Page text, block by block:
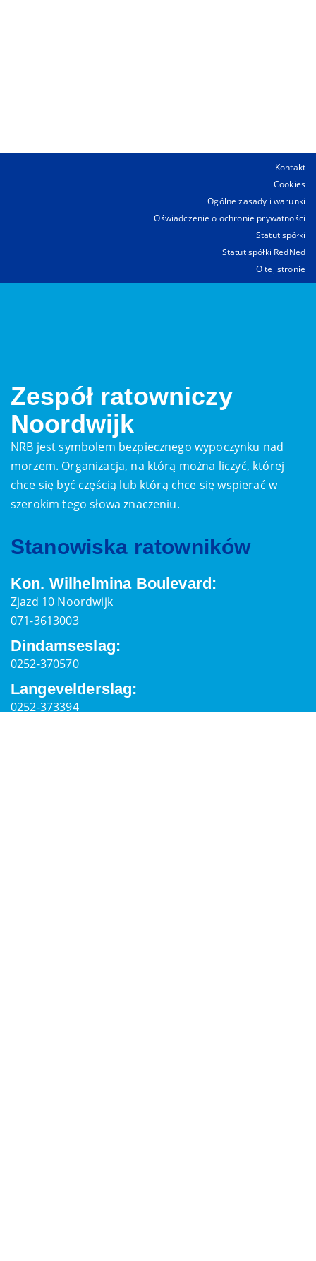
Kontakt
Cookies
Ogólne zasady i warunki
Oświadczenie o ochronie prywatności
Statut spółki
Statut spółki RedNed
O tej stronie
Zespół ratowniczy
Noordwijk
NRB jest symbolem bezpiecznego wypoczynku nad
morzem. Organizacja, na którą można liczyć, której
chce się być częścią lub którą chce się wspierać w
szerokim tego słowa znaczeniu.
Stanowiska ratowników
Kon. Wilhelmina Boulevard:
Zjazd 10 Noordwijk
071-3613003
Dindamseslag:
0252-370570
Langevelderslag:
0252-373394